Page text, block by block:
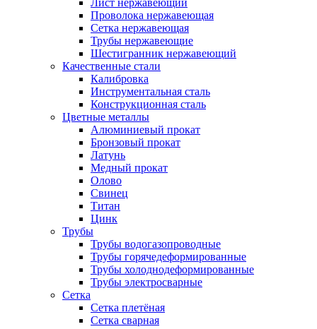
Лист нержавеющий
Проволока нержавеющая
Сетка нержавеющая
Трубы нержавеющие
Шестигранник нержавеющий
Качественные стали
Калибровка
Инструментальная сталь
Конструкционная сталь
Цветные металлы
Алюминиевый прокат
Бронзовый прокат
Латунь
Медный прокат
Олово
Свинец
Титан
Цинк
Трубы
Трубы водогазопроводные
Трубы горячедеформированные
Трубы холоднодеформированные
Трубы электросварные
Сетка
Сетка плетёная
Сетка сварная